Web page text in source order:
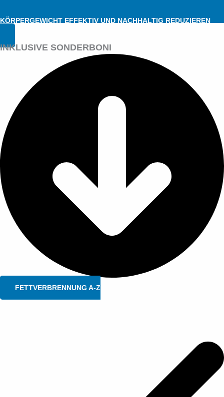
KÖRPERGEWICHT EFFEKTIV UND NACHHALTIG REDUZIEREN
INKLUSIVE SONDERBONI
FETTVERBRENNUNG A-Z